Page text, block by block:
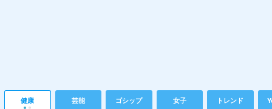
健康 芸能 ゴシップ 女子 トレンド